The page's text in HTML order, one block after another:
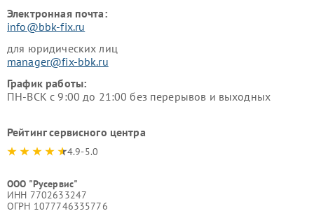
Электронная почта:
info@bbk-fix.ru
для юридических лиц
manager@fix-bbk.ru
График работы:
ПН-ВСК с 9:00 до 21:00 без перерывов и выходных
Рейтинг сервисного центра
4.9-5.0
ООО "Русервис"
ИНН 7702633247
ОГРН 1077746335776